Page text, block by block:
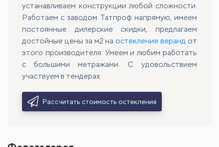
устанавливаем конструкции любой сложности.
Работаем с заводом Татпроф напрямую, имеем
постоянные дилерские скидки, предлагаем
достойные цены за м2 на остекление веранд от
этого производителя. Умеем и любим работать
с большими метражами. С удовольствием
участвуем в тендерах.
Рассчитать стоимость остекления